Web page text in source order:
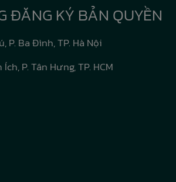
ĐĂNG KÝ BẢN QUYỀN
P. Ba Đình, TP. Hà Nội
P. Tân Hưng, TP. HCM